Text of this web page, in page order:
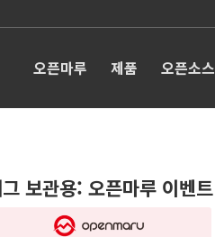
오픈마루 제품 오픈소스
보관용: 오픈마루 이벤트